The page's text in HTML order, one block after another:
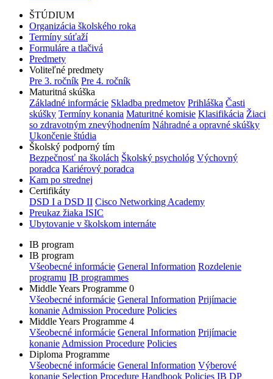
ŠTÚDIUM
Organizácia školského roka
Termíny súťaží
Formuláre a tlačivá
Predmety
Voliteľné predmety
Pre 3. ročník Pre 4. ročník
Maturitná skúška
Základné informácie Skladba predmetov Prihláška Časti
skúšky Termíny konania Maturitné komisie Klasifikácia Žiaci
so zdravotným znevýhodnením Náhradné a opravné skúšky
Ukončenie štúdia
Školský podporný tím
Bezpečnosť na školách Školský psychológ Výchovný
poradca Kariérový poradca
Kam po strednej
Certifikáty
DSD I a DSD II Cisco Networking Academy
Preukaz žiaka ISIC
Ubytovanie v školskom internáte
IB program
IB program
Všeobecné informácie General Information Rozdelenie
programu IB programmes
Middle Years Programme 0
Všeobecné informácie General Information Prijímacie
konanie Admission Procedure Policies
Middle Years Programme 4
Všeobecné informácie General Information Prijímacie
konanie Admission Procedure Policies
Diploma Programme
Všeobecné informácie General Information Výberové
konanie Selection Procedure Handbook Policies IB DP